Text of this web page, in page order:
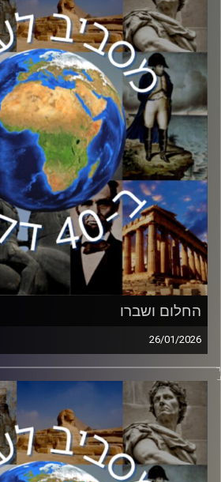
יאיר נבות, עיתונאי ומומחה לרוסיה
חשיבותן של הבחירות, מה כל כך מיוחד
צפויות להשפיע גם על ישראל.
קרדיט תמונות: יוסי מצרי
החלום ושברו
26/01/2026
בשבוע שעבר ציינו בארצות הברית את
קינג, האיש עם החלום שסיים את
הברית. אך האם האפליה עדיין קיימת
קוק, ראש תכנית להיסטוריה אמריקאית
ומנחה הפודקאסט ״הרדיקל״ הצטרף
הגזעיים בחברה האמריקאית.